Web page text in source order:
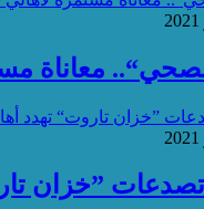
معاناة
”خزان